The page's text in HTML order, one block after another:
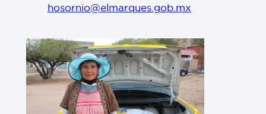
hosornio@elmarques.gob.mx